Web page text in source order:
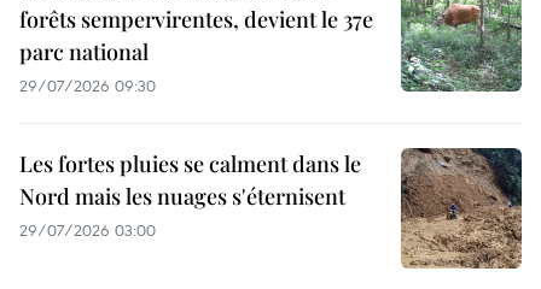
forêts sempervirentes, devient le 37e
parc national
29/07/2026 09:30
Les fortes pluies se calment dans le
Nord mais les nuages s'éternisent
29/07/2026 03:00